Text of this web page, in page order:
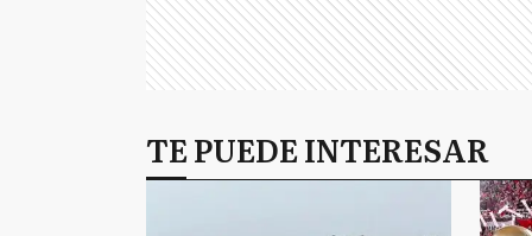
TE PUEDE INTERESAR